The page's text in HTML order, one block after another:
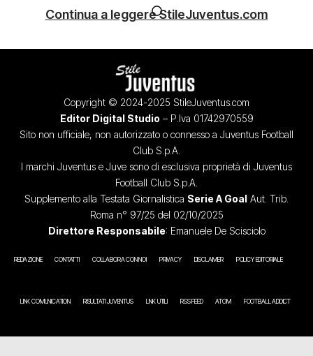
Continua a leggere StileJuventus.com
Copyright © 2024-2025 StileJuventus.com
Editor Digital Studio – P.Iva 01742970559
Sito non ufficiale, non autorizzato o connesso a Juventus Football
Club S.p.A.
I marchi Juventus e Juve sono di esclusiva proprietà di Juventus
Football Club S.p.A.
Supplemento alla Testata Giornalistica Serie A Goal Aut. Trib.
Roma n° 97/25 del 02/10/2025
Direttore Responsabile: Emanuele De Scisciolo
REDAZIONE CONTATTI COLLABORA CON NOI PRIVACY DISCLAIMER POLICY EDITORIALE
LINK COMUNICATION RISULTATI JUVENTUS LINK UTILI RSS FEED ATOM FOOTBALL ADDICT